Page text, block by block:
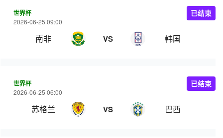
世界杯
2026-06-25 09:00
南非 VS 韩国
已结束
世界杯
2026-06-25 06:00
苏格兰 VS 巴西
已结束